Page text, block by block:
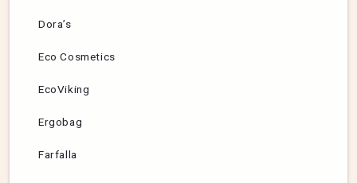
Dora’s
Eco Cosmetics
EcoViking
Ergobag
Farfalla